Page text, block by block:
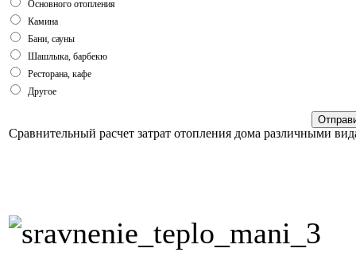
Основного отопления
Камина
Бани, сауны
Шашлыка, барбекю
Ресторана, кафе
Другое
Сравнительный расчет затрат отопления дома различными